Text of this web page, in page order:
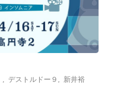
デストルドー９
新井裕